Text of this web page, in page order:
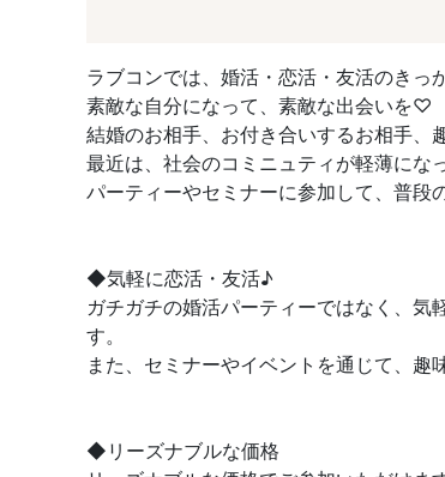
ラブコンでは、婚活・恋活・友活のきっ
素敵な自分になって、素敵な出会いを♡
結婚のお相手、お付き合いするお相手、
最近は、社会のコミニュティが軽薄にな
パーティーやセミナーに参加して、普段
◆気軽に恋活・友活♪
ガチガチの婚活パーティーではなく、
す。
また、セミナーやイベントを通じて、
◆リーズナブルな価格